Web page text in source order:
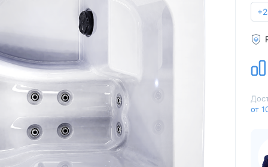
Страна производитель
США
Из Германии
Из Китая
Из Канады
Из Венгрии
Из Чехии
Из Испании
от